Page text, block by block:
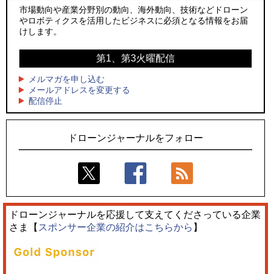
ーンが採択、国産機で量産調達を目指す
レッドクリフ、足利花火大会で映画『スパイダーマン』や
ドローンとナイトバブルが競演、「花園ドローンショーフェ
スタ2026」10/3、4開催
飛んだドローン、飛ばなかったドローン
社」設立
防衛装備庁「迎撃ドローン早期取得プログラム」にテラドロ
サザンビーチちがさき花火大会で「復活の花火」打ち上げ、
キリンビールがライブ中継と連動した支援企画
ロボデックス、2時間超の飛行を目指す新型水素燃料電池ドロ
ーンを公開
市場動向や産業分野別の動向、海外動向、技術などドローン
やロボティクスを活用したビジネスに必須となる情報をお届
けします。
第1、第3火曜配信
メルマガを申し込む
メールアドレスを変更する
配信停止
ドローンジャーナルをフォロー
ドローンジャーナルを応援して支えてくださっている企業
さま【 スポンサー企業の紹介はこちらから 】